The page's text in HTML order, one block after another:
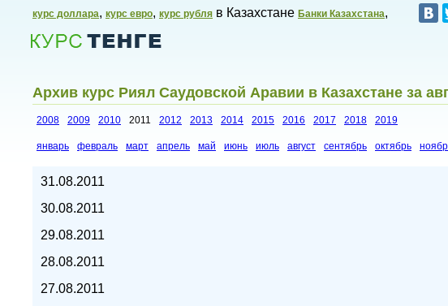
курс доллара, курс евро, курс рубля в Казахстане Банки Казахстана,
Курсы валют в Казахстане,
Архив курс Риял Саудовской Аравии в Казахстане за
2008 2009 2010 2011 2012 2013 2014 2015 2016 2017 2018 2019
январь февраль март апрель май июнь июль август сентябрь октябрь
31.08.2011
30.08.2011
29.08.2011
28.08.2011
27.08.2011